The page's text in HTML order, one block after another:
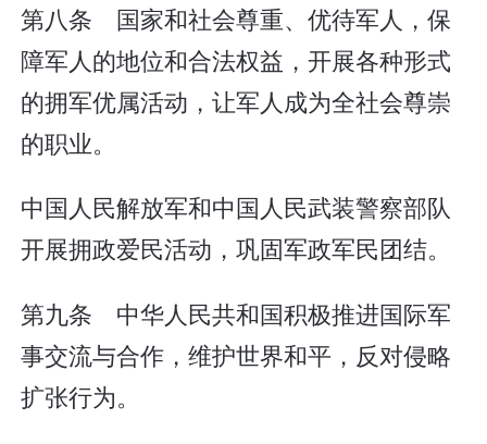
第八条 国家和社会尊重、优待军人，保
障军人的地位和合法权益，开展各种形式
的拥军优属活动，让军人成为全社会尊崇
的职业。
中国人民解放军和中国人民武装警察部队
开展拥政爱民活动，巩固军政军民团结。
第九条 中华人民共和国积极推进国际军
事交流与合作，维护世界和平，反对侵略
扩张行为。